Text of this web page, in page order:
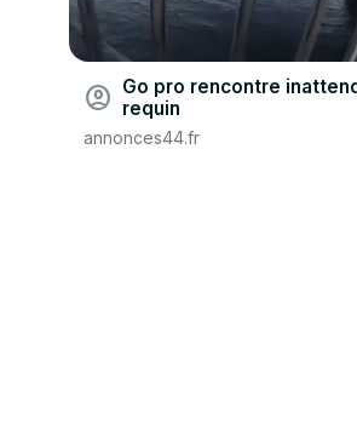
account_circle Go pro rencontre
requin
annonces44.fr